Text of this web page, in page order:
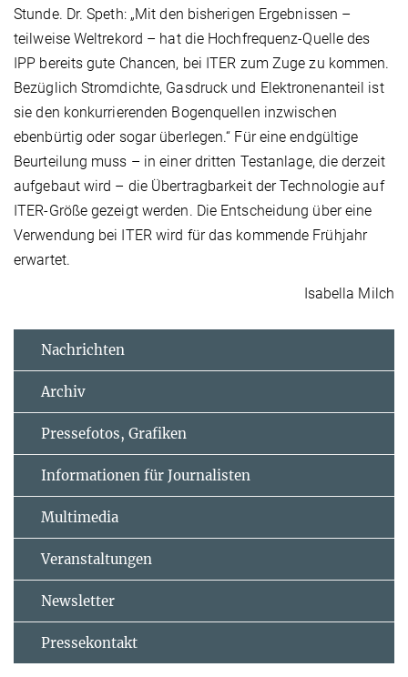
Stunde. Dr. Speth: „Mit den bisherigen Ergebnissen –
teilweise Weltrekord – hat die Hochfrequenz-Quelle des
IPP bereits gute Chancen, bei ITER zum Zuge zu kommen.
Bezüglich Stromdichte, Gasdruck und Elektronenanteil ist
sie den konkurrierenden Bogenquellen inzwischen
ebenbürtig oder sogar überlegen.“ Für eine endgültige
Beurteilung muss – in einer dritten Testanlage, die derzeit
aufgebaut wird – die Übertragbarkeit der Technologie auf
ITER-Größe gezeigt werden. Die Entscheidung über eine
Verwendung bei ITER wird für das kommende Frühjahr
erwartet.
Isabella Milch
Nachrichten
Archiv
Pressefotos, Grafiken
Informationen für Journalisten
Multimedia
Veranstaltungen
Newsletter
Pressekontakt